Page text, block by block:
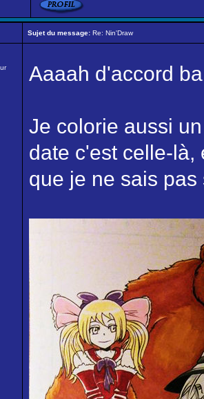
Sujet du message: Re: Nin'Draw
Aaaah d'accord
Je colorie aussi
date c'est celle-là,
que je ne sais